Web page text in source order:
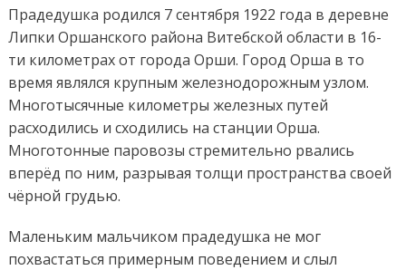
Прадедушка родился 7 сентября 1922 года в деревне
Липки Оршанского района Витебской области в 16-
ти километрах от города Орши. Город Орша в то
время являлся крупным железнодорожным узлом.
Многотысячные километры железных путей
расходились и сходились на станции Орша.
Многотонные паровозы стремительно рвались
вперёд по ним, разрывая толщи пространства своей
чёрной грудью.
Маленьким мальчиком прадедушка не мог
похвастаться примерным поведением и слыл